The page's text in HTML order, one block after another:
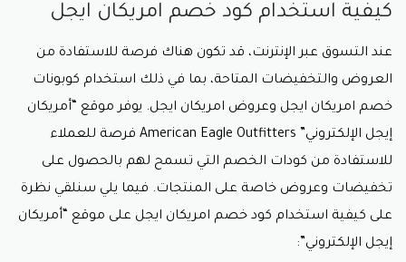
كيفية استخدام كود خصم امريكان ايجل
عند التسوق عبر الإنترنت، قد تكون هناك فرصة للاستفادة من
العروض والتخفيضات المتاحة، بما في ذلك استخدام كوبونات
خصم امريكان ايجل وعروض امريكان ايجل. يوفر موقع “أمريكان
إيجل الإلكتروني” American Eagle Outfitters فرصة للعملاء
للاستفادة من كودات الخصم التي تسمح لهم بالحصول على
تخفيضات وعروض خاصة على المنتجات. فيما يلي سنلقي نظرة
على كيفية استخدام كود خصم امريكان ايجل على موقع “أمريكان
إيجل الإلكتروني”: